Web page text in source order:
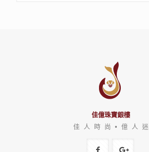
佳億珠寶銀樓
佳 人 時 尚 • 億 人 迷